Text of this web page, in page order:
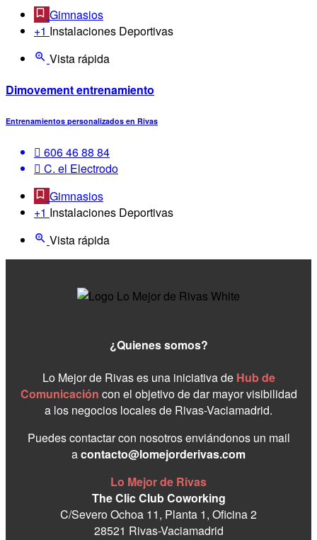
Gimnasios
+1 Instalaciones Deportivas
Vista rápida
Dimovement entrenamiento
Entrenamientos personalizados en Rivas
606 46 88 84
C. el Electrodo
Gimnasios
+1 Instalaciones Deportivas
Vista rápida
¿Quienes somos?
Lo Mejor de Rivas es una iniciativa de Hub de
Comunicación con el objetivo de dar mayor visibilidad
a los negocios locales de Rivas-Vaciamadrid.
Puedes contactar con nosotros enviándonos un mail
acontacto@lomejorderivas.com
Lo Mejor de Rivas
The Clic Club Coworking
C/Severo Ochoa 11, Planta 1, Oficina 2
28521 Rivas-Vaciamadrid